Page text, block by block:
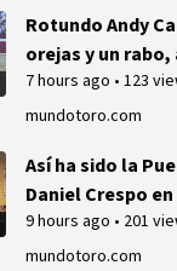
mundotoro.com
Rotundo Andy
orejas y un rabo,
Vicens y
Ondara
7 hours ago • 123
mundotoro.com
Así ha sido la
Daniel Crespo
9 hours ago • 201